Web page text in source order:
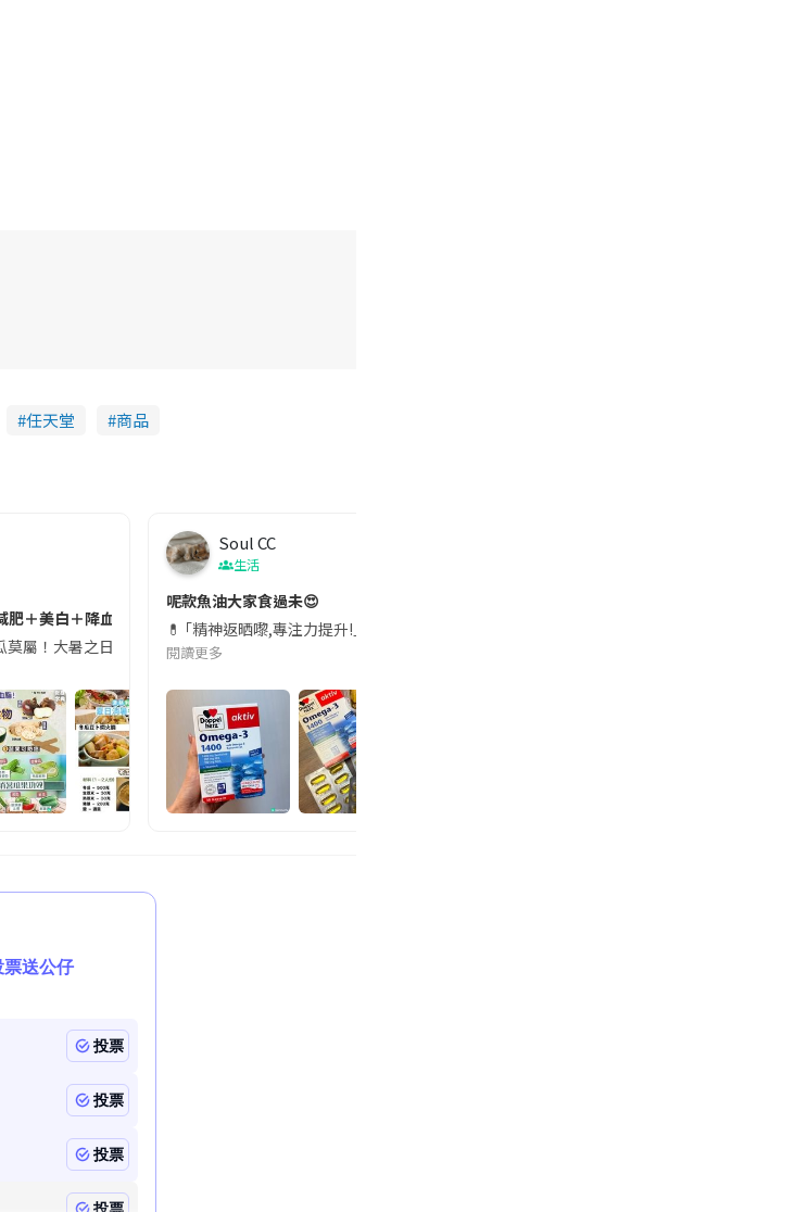
任天堂 商品
的行動電源。一名旅客日前在機場安檢時，明明攜帶的行動電源機身已標示「10000mAh」，卻仍被要求當場
＋美白＋降血脂
莫屬！大暑之日，點都要飲碗冬瓜湯消暑解渴！除了解暑，冬瓜仲有好多鮮為人知嘅好處：減肥、消水腫、降血
Soul CC
生活
呢款魚油大家食過未😍
💊 ｢精神返晒嚟,專注力提升!｣ 長時間對住電腦､剪片寫稿,成日覺得眼睛乾澀､腦袋好似｢斷
閱讀更多